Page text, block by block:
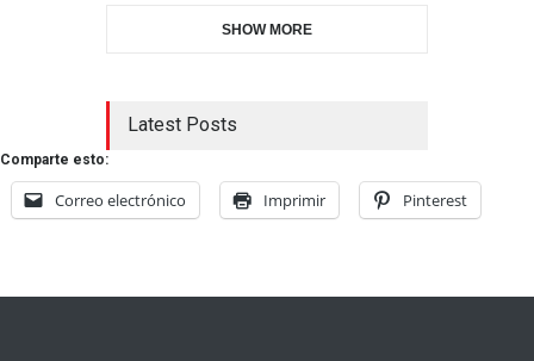
SHOW MORE
Latest Posts
Comparte esto:
Correo electrónico Imprimir Pinterest